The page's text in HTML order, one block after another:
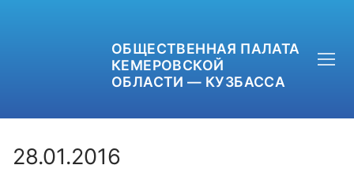
ОБЩЕСТВЕННАЯ ПАЛАТА
КЕМЕРОВСКОЙ
ОБЛАСТИ — КУЗБАССА
28.01.2016